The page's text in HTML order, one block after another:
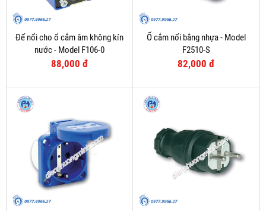
Đế nổi cho ổ cắm âm không kín
nước - Model F106-0
88,000 đ
Ổ cắm nối bằng nhựa - Model
F2510-S
82,000 đ